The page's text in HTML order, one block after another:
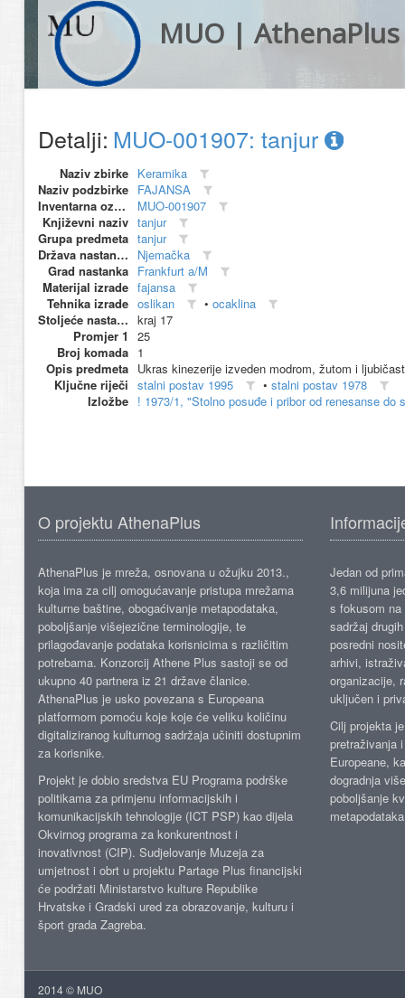
MUO | AthenaPlus
Detalji: MUO-001907: tanjur
Naziv zbirke Keramika
Naziv podzbirke FAJANSA
Inventarna oznaka
MUO-001907
Književni naziv tanjur
Grupa predmeta tanjur
Država nastanka
Njemačka
Grad nastanka Frankfurt a/M
Materijal izrade fajansa
Tehnika izrade oslikan • ocaklina
Stoljeće nastanka kraj 17
Promjer 1
25
Broj komada 1
Opis predmeta Ukras kinezerije izveden modrom, žutom i
Ključne riječi stalni postav 1995 • stalni postav 1978
Izložbe ! 1973/1, "Stolno posuđe i pribor od renesanse do
O projektu AthenaPlus
AthenaPlus je mreža, osnovana u ožujku 2013.,
koja ima za cilj omogućavanje pristupa mrežama
kulturne baštine, obogaćivanje metapodataka,
poboljšanje višejezične terminologije, te
prilagođavanje podataka korisnicima s različitim
potrebama. Konzorcij Athene Plus sastoji se od
ukupno 40 partnera iz 21 države članice.
AthenaPlus je usko povezana s Europeana
platformom pomoću koje koje će veliku količinu
digitaliziranog kulturnog sadržaja učiniti dostupnim
za korisnike.
Projekt je dobio sredstva EU Programa podrške
politikama za primjenu informacijskih i
komunikacijskih tehnologije (ICT PSP) kao dijela
Okvirnog programa za konkurentnost i
inovativnost (CIP). Sudjelovanje Muzeja za
umjetnost i obrt u projektu Partage Plus financijski
će podržati Ministarstvo kulture Republike
Hrvatske i Gradski ured za obrazovanje, kulturu i
šport grada Zagreba.
Jedan od
3,6 milijuna
s fokusom
sadržaj
posredni
arhivi,
organizacije,
uključen i
Cilj projekta
pretraživanja
Europeane,
dogradnja
poboljšanje
2014 © MUO